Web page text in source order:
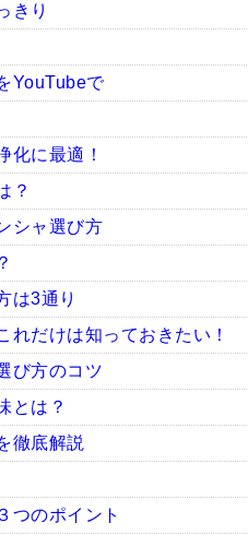
きり
YouTubeで
化に最適！
？
シャ選び方
は3通り
だけは知っておきたい！
び方のコツ
とは？
徹底解説
つのポイント